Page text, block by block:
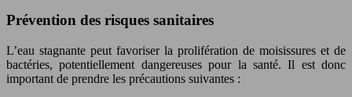
Prévention des risques sanitaires
L’eau stagnante peut favoriser la prolifération de moisissures et de
bactéries, potentiellement dangereuses pour la santé. Il est donc
important de prendre les précautions suivantes :